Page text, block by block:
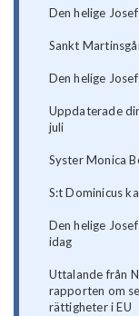
Den helige
Sankt
Den helige
Uppdaterade
juli
Syster Monica
S:t Dominicus
Den helige
idag
Uttalande från
rapporten om
rättigheter i EU